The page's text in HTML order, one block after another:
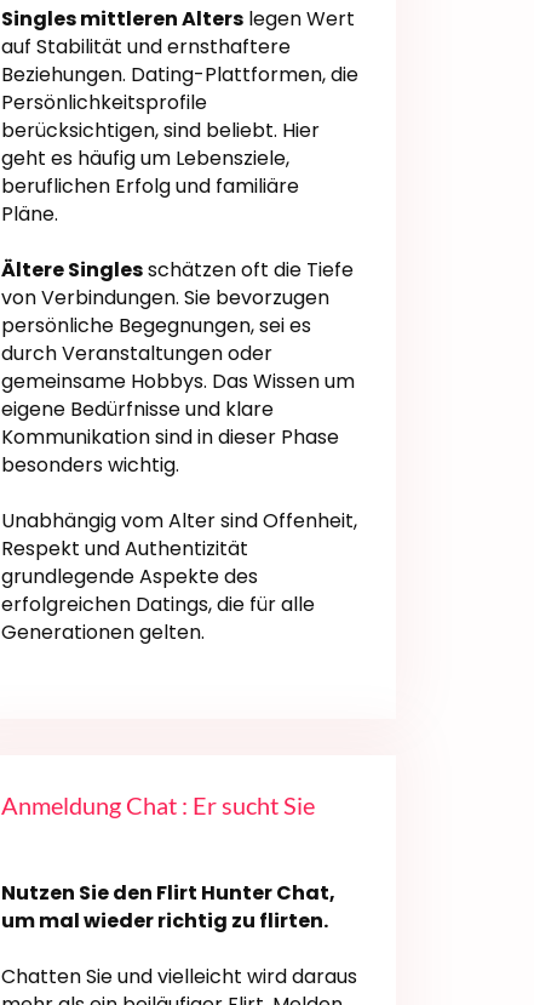
Singles mittleren Alters legen Wert
auf Stabilität und ernsthaftere
Beziehungen. Dating-Plattformen, die
Persönlichkeitsprofile
berücksichtigen, sind beliebt. Hier
geht es häufig um Lebensziele,
beruflichen Erfolg und familiäre
Pläne.
Ältere Singlesschätzen oft die Tiefe
von Verbindungen. Sie bevorzugen
persönliche Begegnungen, sei es
durch Veranstaltungen oder
gemeinsame Hobbys. Das Wissen um
eigene Bedürfnisse und klare
Kommunikation sind in dieser Phase
besonders wichtig.
Unabhängig vom Alter sind Offenheit,
Respekt und Authentizität
grundlegende Aspekte des
erfolgreichen Datings, die für alle
Generationen gelten.
Anmeldung Chat : Er sucht Sie
Nutzen Sie den Flirt Hunter Chat,
um mal wieder richtig zu flirten.
Chatten Sie und vielleicht wird daraus